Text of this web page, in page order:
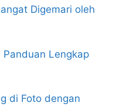
Digemari oleh
Panduan Lengkap
di Foto dengan